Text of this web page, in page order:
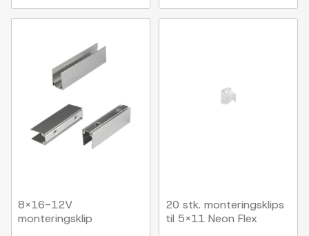
8x16-12V
monteringsklip
20 stk. monteringsklips
til 5x11 Neon Flex